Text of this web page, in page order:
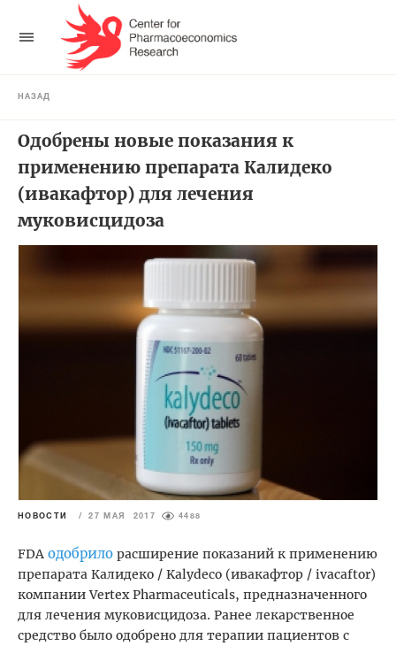
НАЗАД
Одобрены новые показания к
применению препарата Калидеко
(ивакафтор) для лечения
муковисцидоза
НОВОСТИ / 27 МАЯ 2017 4488
FDA одобрило расширение показаний к применению
препарата Калидеко / Kalydeco (ивакафтор / ivacaftor)
компании Vertex Pharmaceuticals, предназначенного
для лечения муковисцидоза. Ранее лекарственное
средство было одобрено для терапии пациентов с